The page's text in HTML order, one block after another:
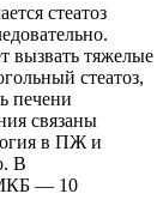
стеатоз
вызвать тяжелые
стеатоз,
печени
связаны
в ПЖ и
В
МКБ — 10